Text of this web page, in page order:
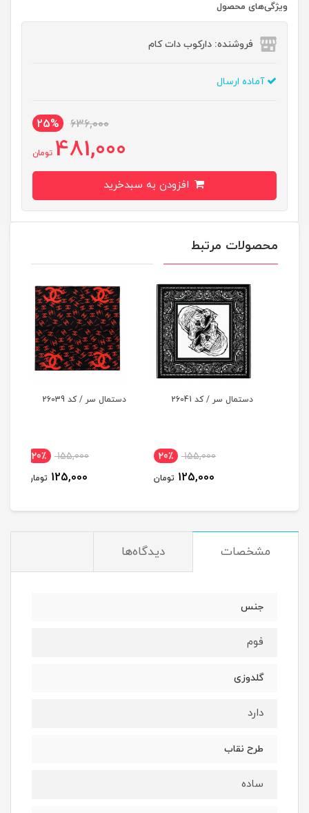
ویژگی‌های محصول
فروشنده: دارکوب دات کام
آماده ارسال
636,000
25%
481,000 تومان
محصولات مرتبط
دستمال سر / کد 26041
155,000 20٪
125,000 تومان
دستمال سر / کد 26039
155,000 20٪
125,000 تومان
مشخصات دیدگاه‌ها
جنس
فوم
گلدوزی
دارد
طرح نقاب
ساده